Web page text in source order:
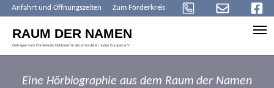
Anfahrt und Öffnungszeiten Zum Förderkreis
Eine Hörbiographie aus dem Raum der Namen